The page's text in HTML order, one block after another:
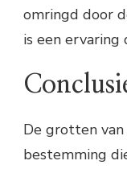
omringd door
is een
De grotten van
bestemming